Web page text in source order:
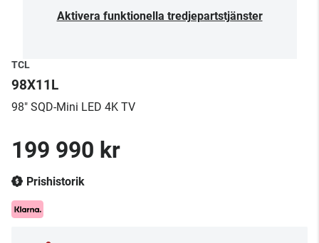
Aktivera funktionella tredjepartstjänster
TCL
98X11L
98" SQD-Mini LED 4K TV
199 990 kr
Prishistorik